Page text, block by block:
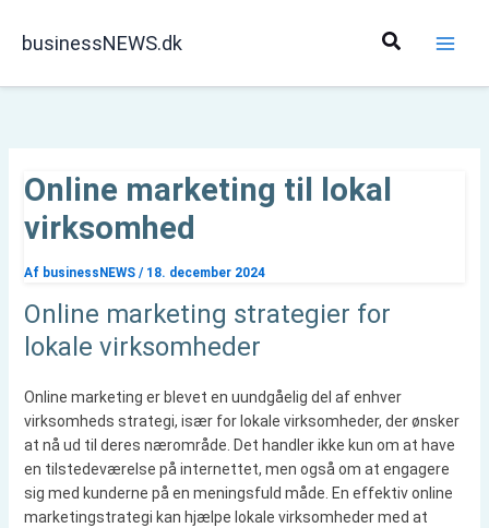
businessNEWS.dk Søg
Online marketing til lokal
virksomhed
Af businessNEWS / 18. december 2024
Online marketing strategier for
lokale virksomheder
Online marketing er blevet en uundgåelig del af enhver
virksomheds strategi, især for lokale virksomheder, der ønsker
at nå ud til deres nærområde. Det handler ikke kun om at have
en tilstedeværelse på internettet, men også om at engagere
sig med kunderne på en meningsfuld måde. En effektiv online
marketingstrategi kan hjælpe lokale virksomheder med at